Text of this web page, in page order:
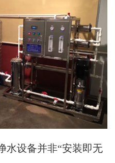
水设备并非“安装即无